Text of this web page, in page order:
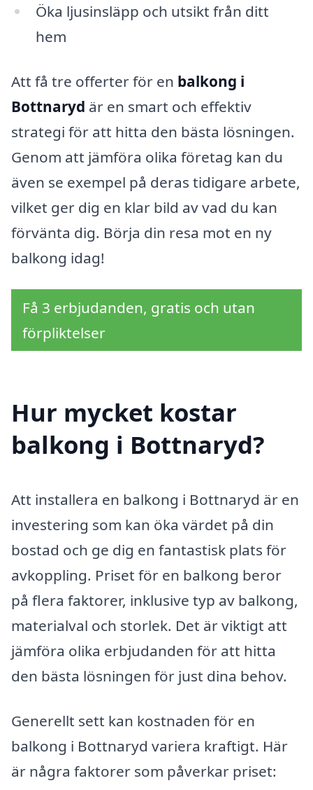
Öka ljusinsläpp och utsikt från ditt
hem
Att få tre offerter för en balkong i
Bottnaryd är en smart och effektiv
strategi för att hitta den bästa lösningen.
Genom att jämföra olika företag kan du
även se exempel på deras tidigare arbete,
vilket ger dig en klar bild av vad du kan
förvänta dig. Börja din resa mot en ny
balkong idag!
Få 3 erbjudanden, gratis och utan
förpliktelser
Hur mycket kostar
balkong i Bottnaryd?
Att installera en balkong i Bottnaryd är en
investering som kan öka värdet på din
bostad och ge dig en fantastisk plats för
avkoppling. Priset för en balkong beror
på flera faktorer, inklusive typ av balkong,
materialval och storlek. Det är viktigt att
jämföra olika erbjudanden för att hitta
den bästa lösningen för just dina behov.
Generellt sett kan kostnaden för en
balkong i Bottnaryd variera kraftigt. Här
är några faktorer som påverkar priset: